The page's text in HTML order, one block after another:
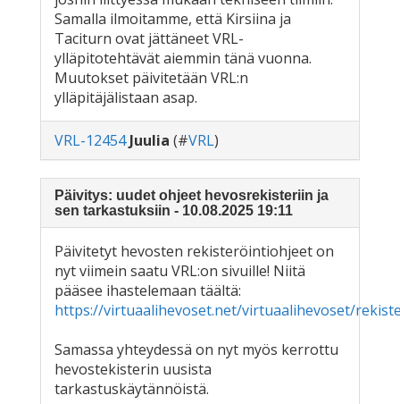
Samalla ilmoitamme, että Kirsiina ja
Taciturn ovat jättäneet VRL-
ylläpitotehtävät aiemmin tänä vuonna.
Muutokset päivitetään VRL:n
ylläpitäjälistaan asap.
VRL-12454 Juulia (#VRL)
Päivitys: uudet ohjeet hevosrekisteriin ja
sen tarkastuksiin - 10.08.2025 19:11
Päivitetyt hevosten rekisteröintiohjeet on
nyt viimein saatu VRL:on sivuille! Niitä
pääsee ihastelemaan täältä:
https://virtuaalihevoset.net/virtuaalihevoset/
Samassa yhteydessä on nyt myös kerrottu
hevostekisterin uusista
tarkastuskäytännöistä.